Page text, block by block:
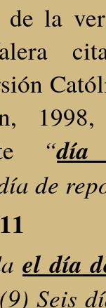
la
“día
de
el día
Seis